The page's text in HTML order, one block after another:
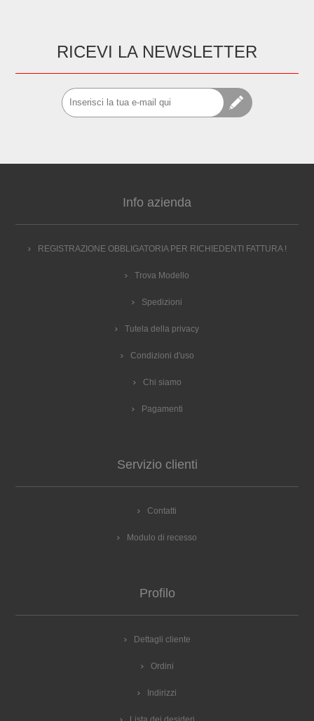
RICEVI LA NEWSLETTER
Info azienda
REGISTRAZIONE OBBLIGATORIA PER RICHIEDENTI FATTURA !
Trova Modello
Spedizioni
Tutela della privacy
Condizioni d'uso
Chi siamo
Pagamenti
Servizio clienti
Contatti
Modulo di recesso
Profilo
Dettagli cliente
Ordini
Indirizzi